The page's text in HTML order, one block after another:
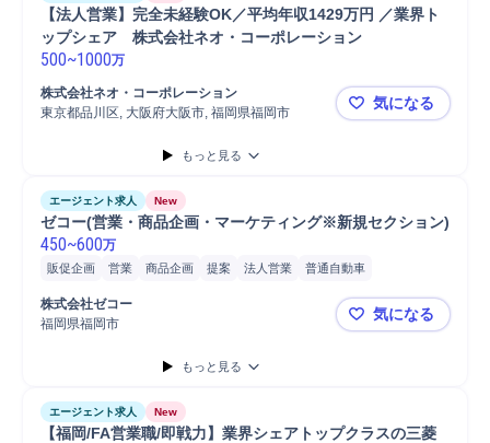
【法人営業】完全未経験OK／平均年収1429万円 ／業界ト
ップシェア　株式会社ネオ・コーポレーション
500~1000万
株式会社ネオ・コーポレーション
東京都品川区, 大阪府大阪市, 福岡県福岡市
【法人営業
気になる
もっと見る
エージェント求人 New
ゼコー(営業・商品企画・マーケティング※新規セクション)
450~600万
販促企画 営業 商品企画 提案 法人営業 普通自動車
株式会社ゼコー
福岡県福岡市
ゼコー(営
気になる
もっと見る
エージェント求人 New
【福岡/FA営業職/即戦⼒】業界シェアトップクラスの三菱